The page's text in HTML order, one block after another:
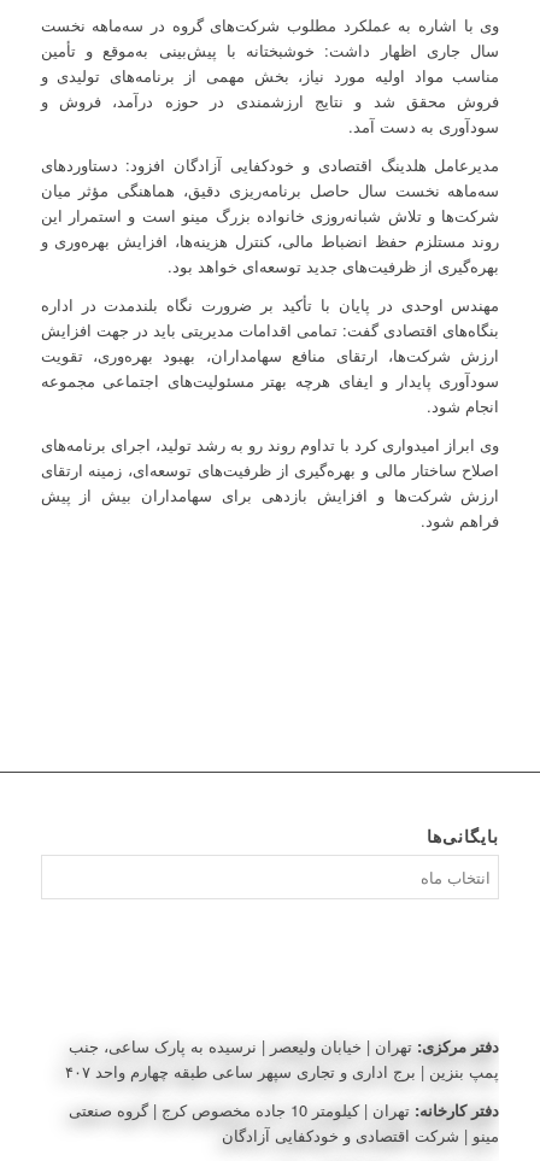
وی با اشاره به عملکرد مطلوب شرکت‌های گروه در سه‌ماهه نخست
سال جاری اظهار داشت: خوشبختانه با پیش‌بینی به‌موقع و تأمین
مناسب مواد اولیه مورد نیاز، بخش مهمی از برنامه‌های تولیدی و
فروش محقق شد و نتایج ارزشمندی در حوزه درآمد، فروش و
سودآوری به دست آمد.
مدیرعامل هلدینگ اقتصادی و خودکفایی آزادگان افزود: دستاوردهای
سه‌ماهه نخست سال حاصل برنامه‌ریزی دقیق، هماهنگی مؤثر میان
شرکت‌ها و تلاش شبانه‌روزی خانواده بزرگ مینو است و استمرار این
روند مستلزم حفظ انضباط مالی، کنترل هزینه‌ها، افزایش بهره‌وری و
بهره‌گیری از ظرفیت‌های جدید توسعه‌ای خواهد بود.
مهندس اوحدی در پایان با تأکید بر ضرورت نگاه بلندمدت در اداره
بنگاه‌های اقتصادی گفت: تمامی اقدامات مدیریتی باید در جهت افزایش
ارزش شرکت‌ها، ارتقای منافع سهامداران، بهبود بهره‌وری، تقویت
سودآوری پایدار و ایفای هرچه بهتر مسئولیت‌های اجتماعی مجموعه
انجام شود.
وی ابراز امیدواری کرد با تداوم روند رو به رشد تولید، اجرای برنامه‌های
اصلاح ساختار مالی و بهره‌گیری از ظرفیت‌های توسعه‌ای، زمینه ارتقای
ارزش شرکت‌ها و افزایش بازدهی برای سهامداران بیش از پیش
فراهم شود.
بایگانی‌ها
دفتر مرکزی: تهران | خیابان ولیعصر | نرسیده به پارک ساعی، جنب
پمپ بنزین | برج اداری و تجاری سپهر ساعی طبقه چهارم واحد ۴۰۷
دفتر کارخانه:
تهران | کیلومتر 10 جاده مخصوص کرج | گروه صنعتی
مینو | شرکت اقتصادی و خودکفایی آزادگان